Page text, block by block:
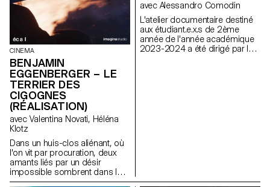
CINEMA
BENJAMIN
EGGENBERGER – LE
TERRIER DES
CIGOGNES
(RÉALISATION)
avec Valentina Novati, Héléna
Klotz
Dans un huis-clos aliénant, où
l'on vit par procuration, deux
amants liés par un désir
impossible sombrent dans le
fantasme et la destruction.
avec Alessandro Comodin
L'atelier documentaire destiné
aux étudiant.e.x.s de 2ème
année de l'année académique
2023-2024 a été dirigé par le